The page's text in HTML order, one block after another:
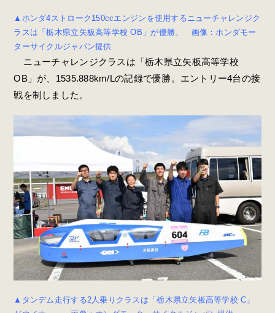
▲ホンダ4ストローク150ccエンジンを使用するニューチャレンジク
ラスは「栃木県立矢板高等学校 OB」が優勝。 画像：ホンダモー
ターサイクルジャパン提供
ニューチャレンジクラスは「栃木県立矢板高等学校
OB」が、1535.888km/Lの記録で優勝。エントリー4台の接
戦を制しました。
▲タンデム走行する2人乗りクラスは「栃木県立矢板高等学校 C」